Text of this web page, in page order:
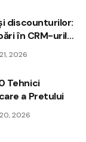
discounturilor:
în CRM-urile
2026
Tehnici
a Pretului
2026